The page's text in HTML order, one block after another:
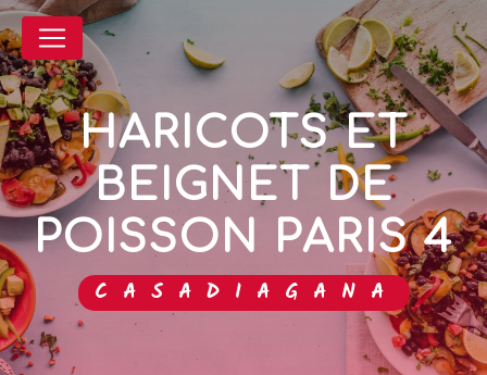
HARICOTS ET
BEIGNET DE
POISSON PARIS 4
CASADIAGANA
Panneau de gestion des cookies